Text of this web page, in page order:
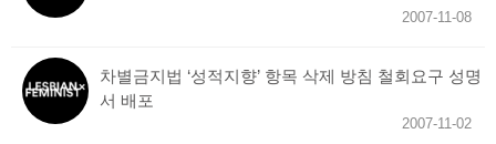
2007-11-08
차별금지법 ‘성적지향’ 항목 삭제 방침 철회요구 성명
서 배포
2007-11-02